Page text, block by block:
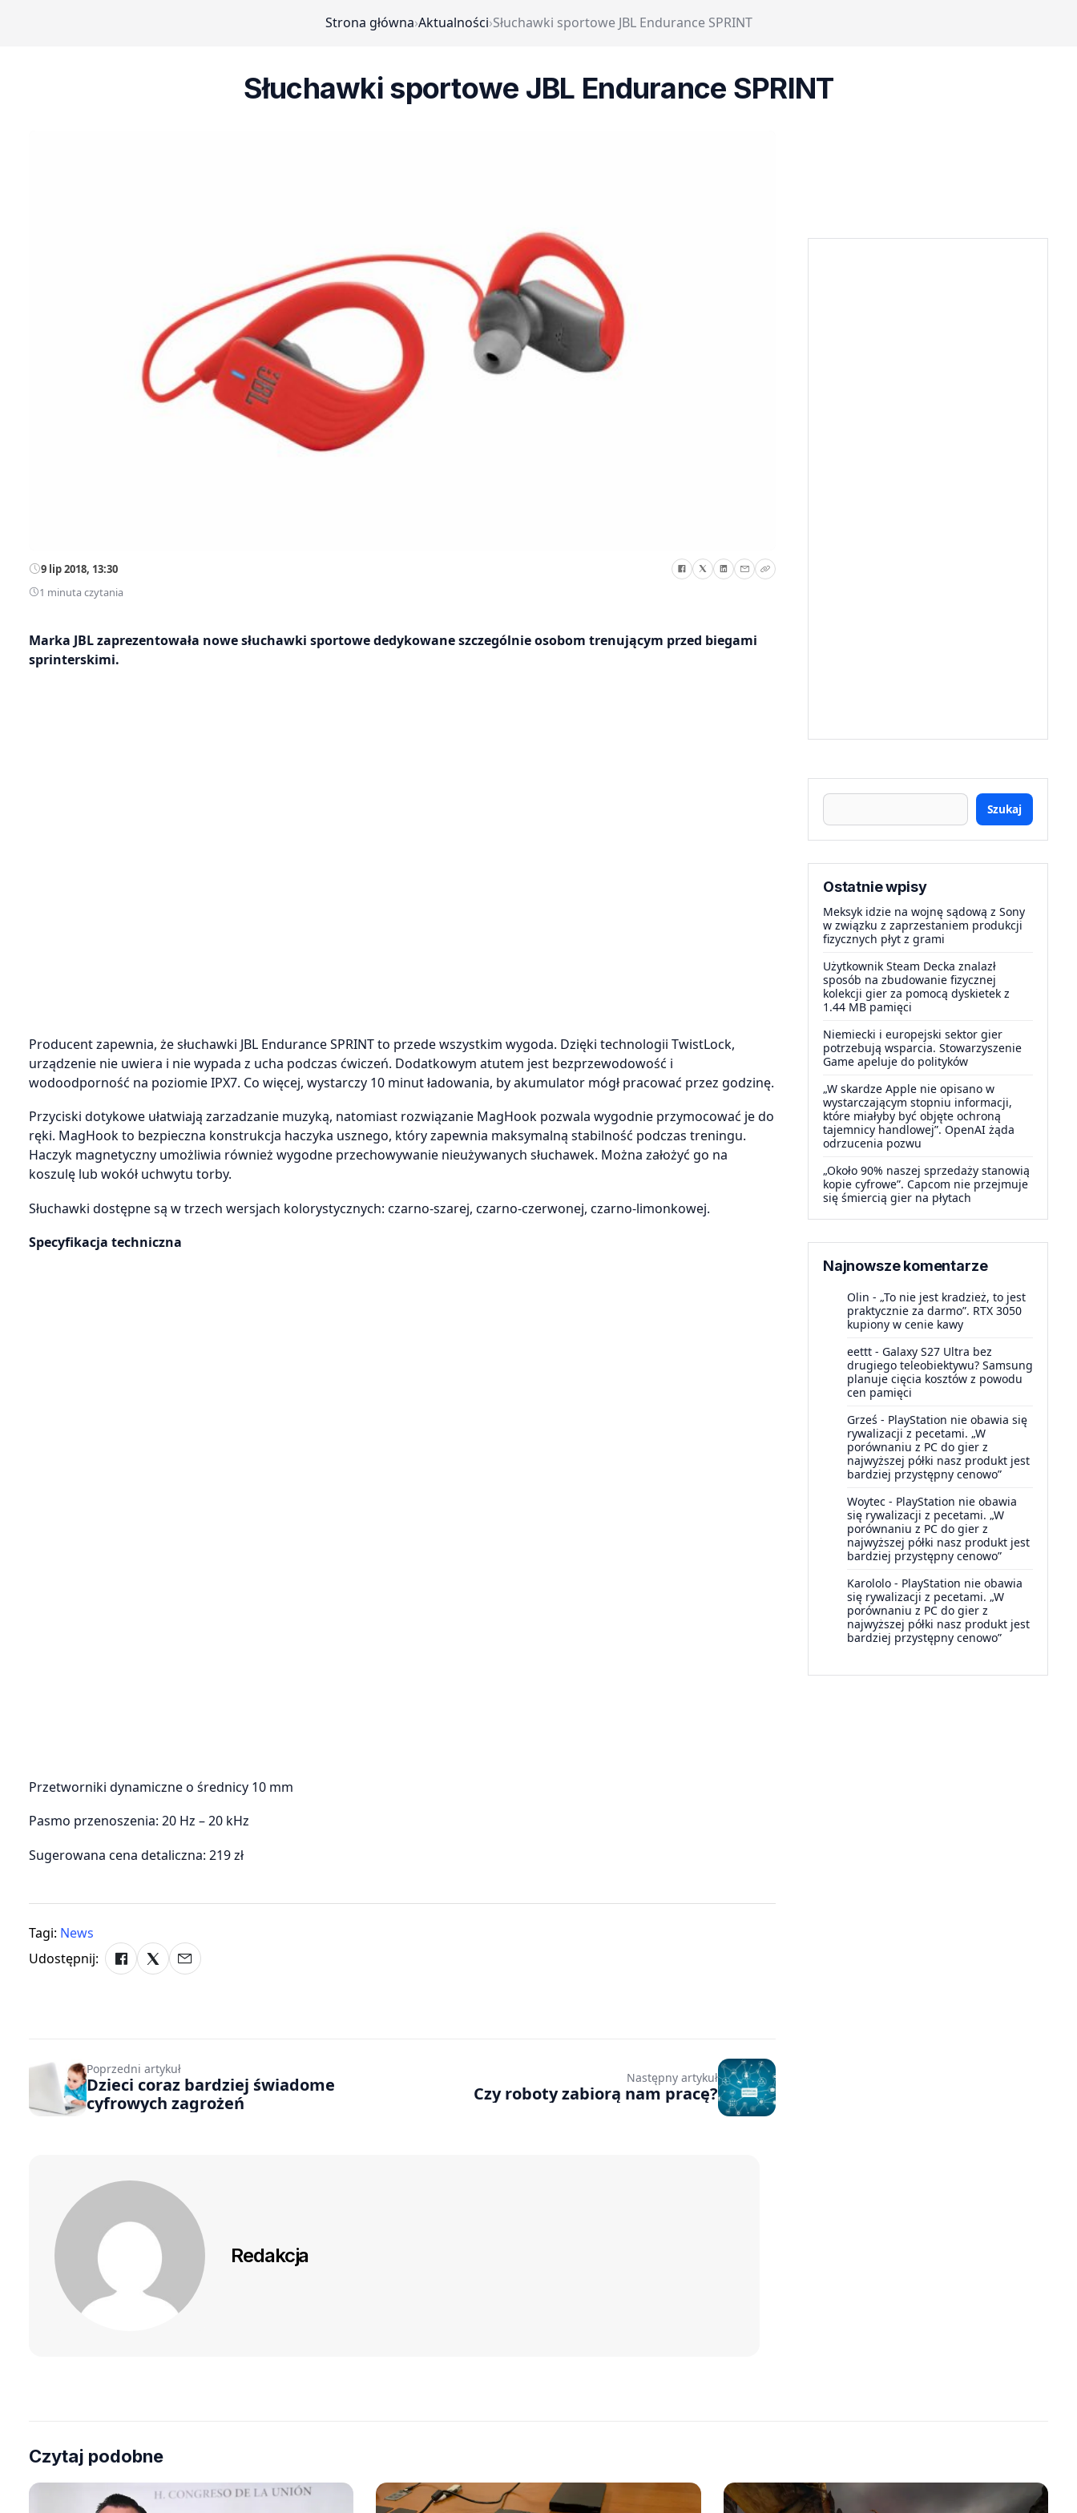
Strona główna›Aktualności›Słuchawki sportowe JBL Endurance SPRINT
Słuchawki sportowe JBL Endurance SPRINT
9 lip 2018, 13:30
1 minuta czytania
Marka JBL zaprezentowała nowe słuchawki sportowe dedykowane szczególnie osobom trenującym przed biegami
sprinterskimi.
Producent zapewnia, że słuchawki JBL Endurance SPRINT to przede wszystkim wygoda. Dzięki technologii TwistLock,
urządzenie nie uwiera i nie wypada z ucha podczas ćwiczeń. Dodatkowym atutem jest bezprzewodowość i
wodoodporność na poziomie IPX7. Co więcej, wystarczy 10 minut ładowania, by akumulator mógł pracować przez godzinę.
Przyciski dotykowe ułatwiają zarzadzanie muzyką, natomiast rozwiązanie MagHook pozwala wygodnie przymocować je do
ręki. MagHook to bezpieczna konstrukcja haczyka usznego, który zapewnia maksymalną stabilność podczas treningu.
Haczyk magnetyczny umożliwia również wygodne przechowywanie nieużywanych słuchawek. Można założyć go na
koszulę lub wokół uchwytu torby.
Słuchawki dostępne są w trzech wersjach kolorystycznych: czarno-szarej, czarno-czerwonej, czarno-limonkowej.
Specyfikacja techniczna
Przetworniki dynamiczne o średnicy 10 mm
Pasmo przenoszenia: 20 Hz – 20 kHz
Sugerowana cena detaliczna: 219 zł
Tagi: News
Udostępnij:
Szukaj
Ostatnie wpisy
Meksyk idzie na wojnę sądową z Sony
w związku z zaprzestaniem produkcji
fizycznych płyt z grami
Użytkownik Steam Decka znalazł
sposób na zbudowanie fizycznej
kolekcji gier za pomocą dyskietek z
1.44 MB pamięci
Niemiecki i europejski sektor gier
potrzebują wsparcia. Stowarzyszenie
Game apeluje do polityków
„W skardze Apple nie opisano w
wystarczającym stopniu informacji,
które miałyby być objęte ochroną
tajemnicy handlowej”. OpenAI żąda
odrzucenia pozwu
„Około 90% naszej sprzedaży stanowią
kopie cyfrowe”. Capcom nie przejmuje
się śmiercią gier na płytach
Najnowsze komentarze
Olin - „To nie jest kradzież, to jest
praktycznie za darmo”. RTX 3050
kupiony w cenie kawy
eettt - Galaxy S27 Ultra bez
drugiego teleobiektywu? Samsung
planuje cięcia kosztów z powodu
cen pamięci
Grześ - PlayStation nie obawia się
rywalizacji z pecetami. „W
porównaniu z PC do gier z
najwyższej półki nasz produkt jest
bardziej przystępny cenowo”
Woytec - PlayStation nie obawia
się rywalizacji z pecetami. „W
porównaniu z PC do gier z
najwyższej półki nasz produkt jest
bardziej przystępny cenowo”
Karololo - PlayStation nie obawia
się rywalizacji z pecetami. „W
porównaniu z PC do gier z
najwyższej półki nasz produkt jest
bardziej przystępny cenowo”
Poprzedni artykuł
Dzieci coraz bardziej świadome
cyfrowych zagrożeń
Następny artykuł
Czy roboty zabiorą nam pracę?
Redakcja
Czytaj podobne